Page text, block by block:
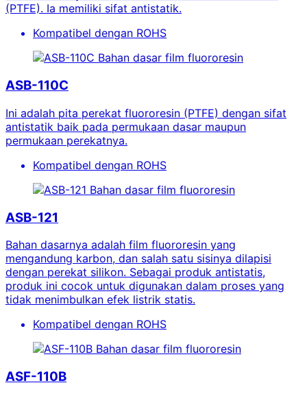
(PTFE). Ia memiliki sifat antistatik.
Kompatibel dengan ROHS
Bahan dasar film fluororesin
ASB-110C
Ini adalah pita perekat fluororesin (PTFE) dengan sifat
antistatik baik pada permukaan dasar maupun
permukaan perekatnya.
Kompatibel dengan ROHS
Bahan dasar film fluororesin
ASB-121
Bahan dasarnya adalah film fluororesin yang
mengandung karbon, dan salah satu sisinya dilapisi
dengan perekat silikon. Sebagai produk antistatis,
produk ini cocok untuk digunakan dalam proses yang
tidak menimbulkan efek listrik statis.
Kompatibel dengan ROHS
Bahan dasar film fluororesin
ASF-110B